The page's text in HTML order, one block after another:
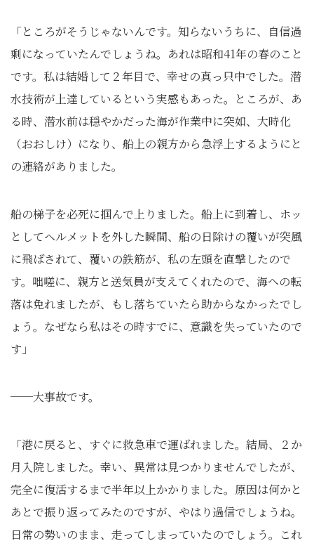
「ところがそうじゃないんです。知らないうちに、自信過
剰になっていたんでしょうね。あれは昭和41年の春のこと
です。私は結婚して２年目で、幸せの真っ只中でした。潜
水技術が上達しているという実感もあった。ところが、あ
る時、潜水前は穏やかだった海が作業中に突如、大時化
（おおしけ）になり、船上の親方から急浮上するようにと
の連絡がありました。
船の梯子を必死に掴んで上りました。船上に到着し、ホッ
としてヘルメットを外した瞬間、船の日除けの覆いが突風
に飛ばされて、覆いの鉄筋が、私の左頭を直撃したので
す。咄嗟に、親方と送気員が支えてくれたので、海への転
落は免れましたが、もし落ちていたら助からなかったでし
ょう。なぜなら私はその時すでに、意識を失っていたので
す」
──大事故です。
「港に戻ると、すぐに救急車で運ばれました。結局、２か
月入院しました。幸い、異常は見つかりませんでしたが、
完全に復活するまで半年以上かかりました。原因は何かと
あとで振り返ってみたのですが、やはり過信でしょうね。
日常の勢いのまま、走ってしまっていたのでしょう。これ